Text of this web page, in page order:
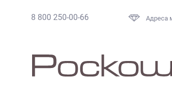
8 800 250-00-66 Адреса